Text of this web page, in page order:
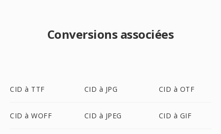
Conversions associées
CID à TTF CID à JPG CID à OTF
CID à WOFF CID à JPEG CID à GIF